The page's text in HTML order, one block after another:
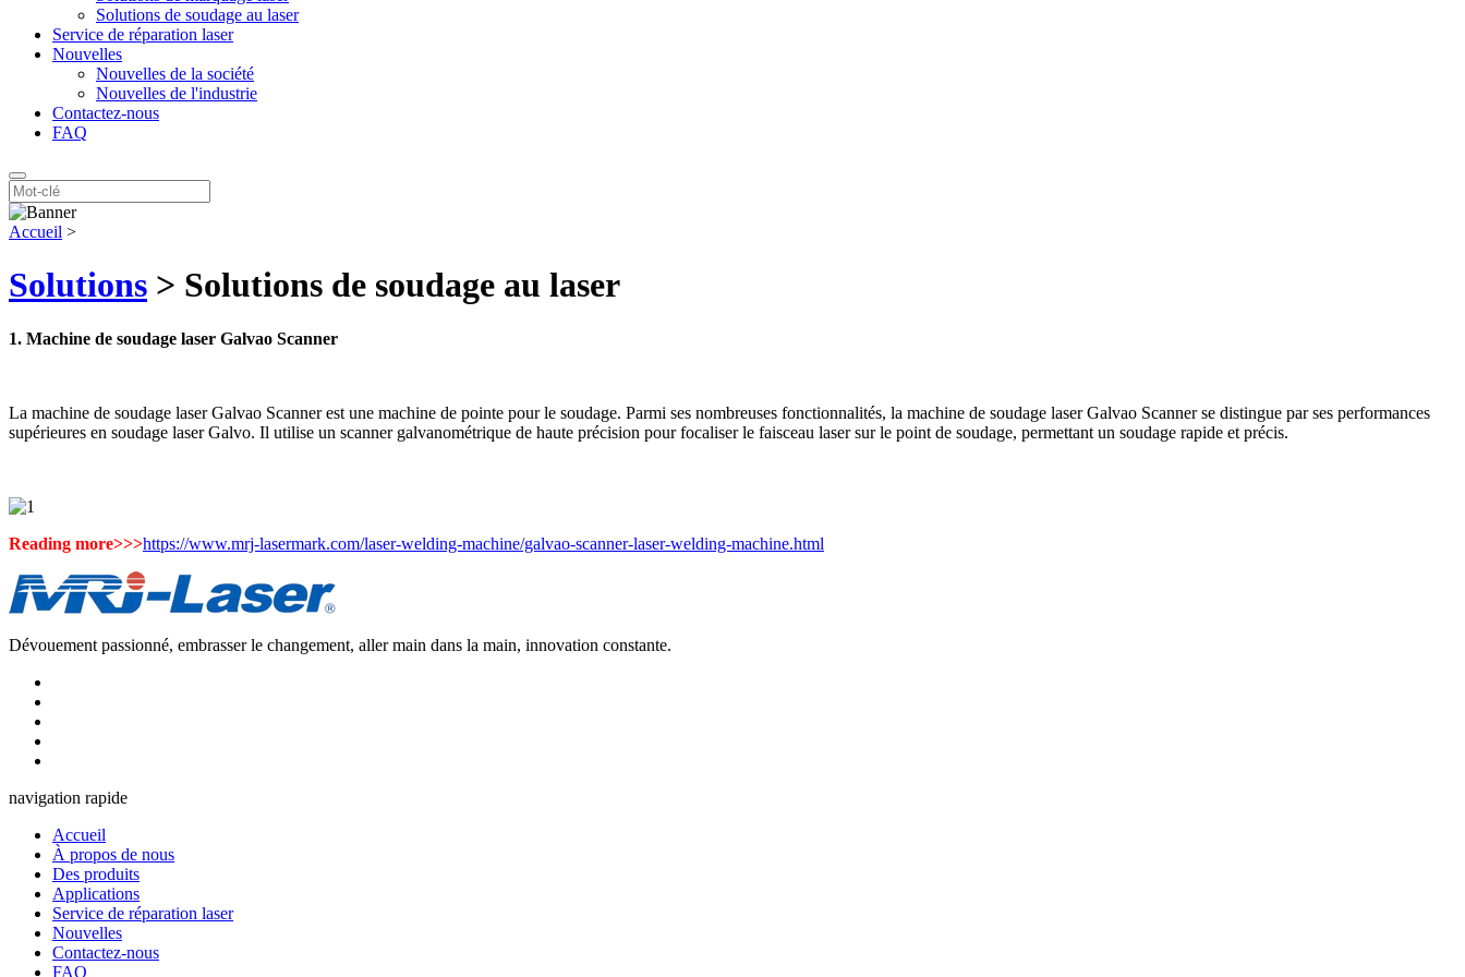
Solutions de soudage au laser
Service de réparation laser
Nouvelles
Nouvelles de la société
Nouvelles de l'industrie
Contactez-nous
FAQ
Accueil >
Solutions > Solutions de soudage au laser
1. Machine de soudage laser Galvao Scanner
La machine de soudage laser Galvao Scanner est une machine de pointe pour le soudage. Parmi ses nombreuses fonctionnalités, la machine de soudage laser Galvao Scanner se distingue par ses performances
supérieures en soudage laser Galvo. Il utilise un scanner galvanométrique de haute précision pour focaliser le faisceau laser sur le point de soudage, permettant un soudage rapide et précis.
Reading more>>>https://www.mrj-lasermark.com/laser-welding-machine/galvao-scanner-laser-welding-machine.html
Dévouement passionné, embrasser le changement, aller main dans la main, innovation constante.
navigation rapide
Accueil
À propos de nous
Des produits
Applications
Service de réparation laser
Nouvelles
Contactez-nous
FAQ